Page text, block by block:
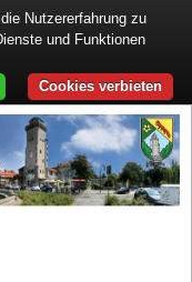
Nutzererfahrung zu
und Funktionen
Cookies verbieten